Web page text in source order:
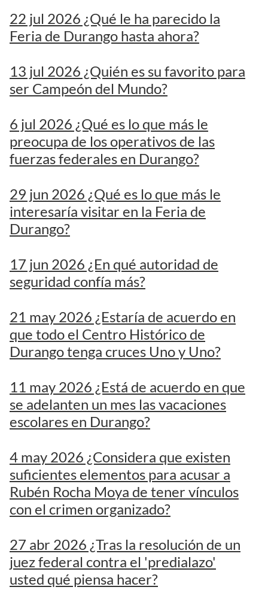
22 jul 2026 ¿Qué le ha parecido la
Feria de Durango hasta ahora?
13 jul 2026 ¿Quién es su favorito para
ser Campeón del Mundo?
6 jul 2026 ¿Qué es lo que más le
preocupa de los operativos de las
fuerzas federales en Durango?
29 jun 2026 ¿Qué es lo que más le
interesaría visitar en la Feria de
Durango?
17 jun 2026 ¿En qué autoridad de
seguridad confía más?
21 may 2026 ¿Estaría de acuerdo en
que todo el Centro Histórico de
Durango tenga cruces Uno y Uno?
11 may 2026 ¿Está de acuerdo en que
se adelanten un mes las vacaciones
escolares en Durango?
4 may 2026 ¿Considera que existen
suficientes elementos para acusar a
Rubén Rocha Moya de tener vínculos
con el crimen organizado?
27 abr 2026 ¿Tras la resolución de un
juez federal contra el 'predialazo'
usted qué piensa hacer?